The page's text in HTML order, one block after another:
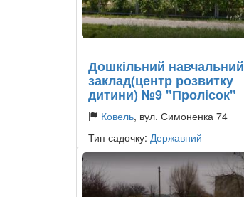
Дошкільний навчальний
заклад(центр розвитку
дитини) №9 "Пролісок"
Ковель, вул. Симоненка 74
Тип садочку: Державний